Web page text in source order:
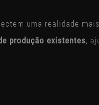
uma realidade
produção existentes,